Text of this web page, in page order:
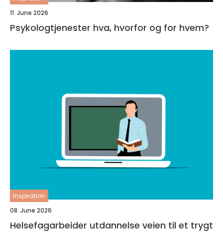
11. June 2026
Psykologtjenester hva, hvorfor og for hvem?
inspiration
08. June 2026
Helsefagarbeider utdannelse veien til et trygt